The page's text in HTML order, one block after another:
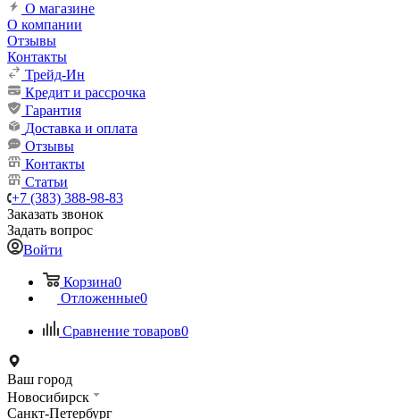
О магазине
О компании
Отзывы
Контакты
Трейд-Ин
Кредит и рассрочка
Гарантия
Доставка и оплата
Отзывы
Контакты
Статьи
+7 (383) 388-98-83
Заказать звонок
Задать вопрос
Войти
Корзина0
Отложенные0
Сравнение товаров0
Ваш город
Новосибирск
Санкт-Петербург